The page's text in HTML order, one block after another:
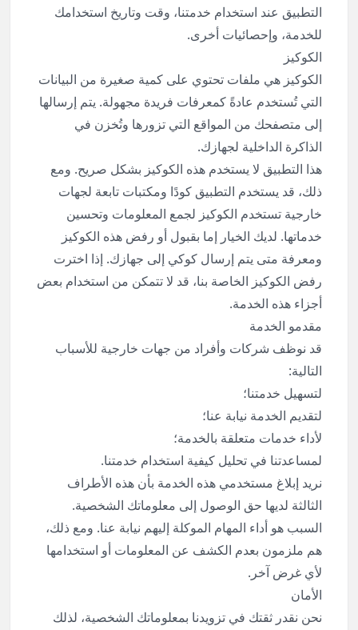
التطبيق عند استخدام خدمتنا، وقت وتاريخ استخدامك
للخدمة، وإحصائيات أخرى.
الكوكيز
الكوكيز هي ملفات تحتوي على كمية صغيرة من البيانات
التي تُستخدم عادةً كمعرفات فريدة مجهولة. يتم إرسالها
إلى متصفحك من المواقع التي تزورها وتُخزن في
الذاكرة الداخلية لجهازك.
هذا التطبيق لا يستخدم هذه الكوكيز بشكل صريح. ومع
ذلك، قد يستخدم التطبيق كودًا ومكتبات تابعة لجهات
خارجية تستخدم الكوكيز لجمع المعلومات وتحسين
خدماتها. لديك الخيار إما بقبول أو رفض هذه الكوكيز
ومعرفة متى يتم إرسال كوكي إلى جهازك. إذا اخترت
رفض الكوكيز الخاصة بنا، قد لا تتمكن من استخدام بعض
أجزاء هذه الخدمة.
مقدمو الخدمة
قد نوظف شركات وأفراد من جهات خارجية للأسباب
التالية:
لتسهيل خدمتنا؛
لتقديم الخدمة نيابة عنا؛
لأداء خدمات متعلقة بالخدمة؛
لمساعدتنا في تحليل كيفية استخدام خدمتنا.
نريد إبلاغ مستخدمي هذه الخدمة بأن هذه الأطراف
الثالثة لديها حق الوصول إلى معلوماتك الشخصية.
السبب هو أداء المهام الموكلة إليهم نيابة عنا. ومع ذلك،
هم ملزمون بعدم الكشف عن المعلومات أو استخدامها
لأي غرض آخر.
الأمان
نحن نقدر ثقتك في تزويدنا بمعلوماتك الشخصية، لذلك